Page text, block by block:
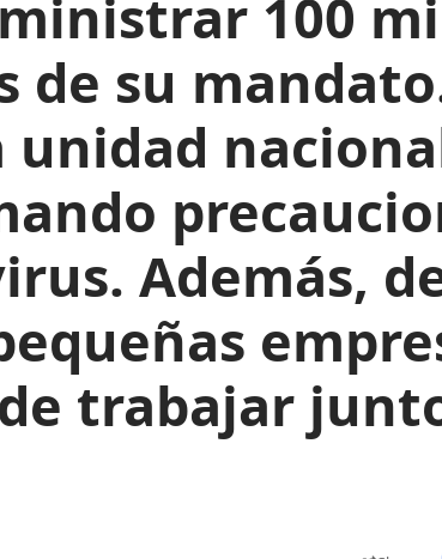
100
de su
Además,
trabajar